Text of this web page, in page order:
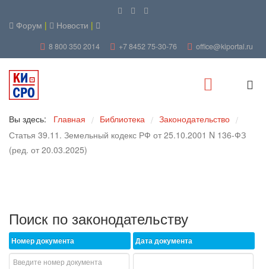
Форум | Новости |
8 800 350 2014 +7 8452 75-30-76 office@kiportal.ru
Вы здесь: Главная / Библиотека / Законодательство /
Статья 39.11. Земельный кодекс РФ от 25.10.2001 N 136-ФЗ
(ред. от 20.03.2025)
Поиск по законодательству
Номер документа Дата документа